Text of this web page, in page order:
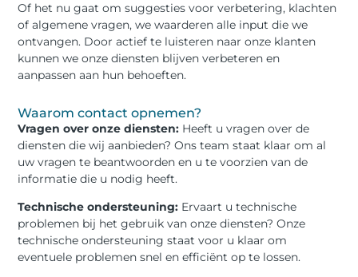
Of het nu gaat om suggesties voor verbetering, klachten
of algemene vragen, we waarderen alle input die we
ontvangen. Door actief te luisteren naar onze klanten
kunnen we onze diensten blijven verbeteren en
aanpassen aan hun behoeften.
Waarom contact opnemen?
Vragen over onze diensten: Heeft u vragen over de
diensten die wij aanbieden? Ons team staat klaar om al
uw vragen te beantwoorden en u te voorzien van de
informatie die u nodig heeft.
Technische ondersteuning: Ervaart u technische
problemen bij het gebruik van onze diensten? Onze
technische ondersteuning staat voor u klaar om
eventuele problemen snel en efficiënt op te lossen.